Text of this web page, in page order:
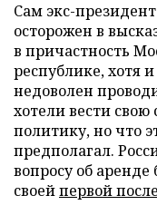
Сам экс-
осторожен в
в причастность
республике, хотя
недоволен
хотели вести
политику, но что
предполагал.
вопросу об аренде
своейпервой